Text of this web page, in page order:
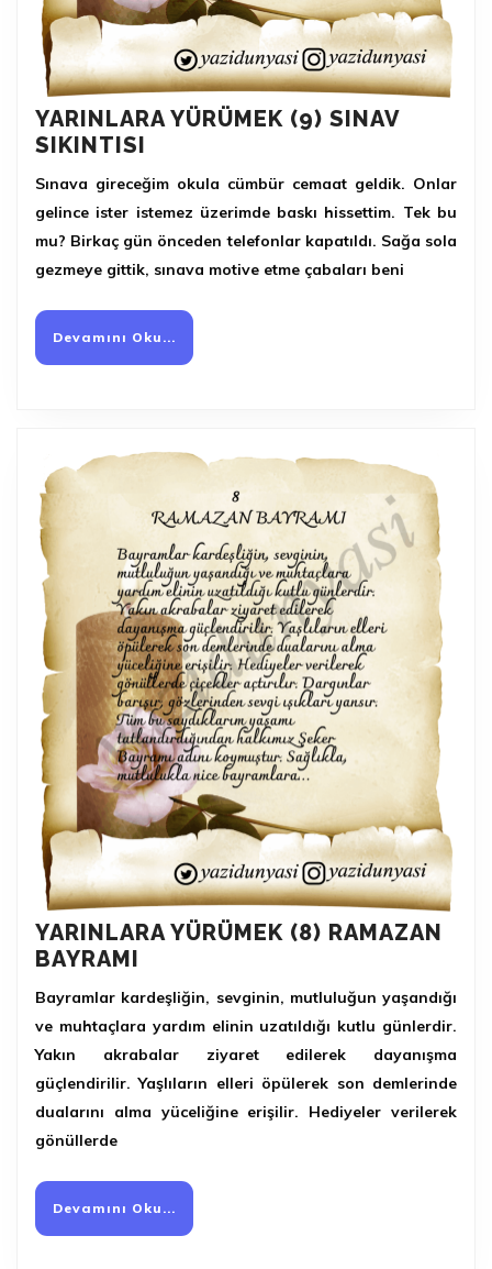
YARINLARA YÜRÜMEK (9) SINAV
SIKINTISI
(9)
SINAV
SIKINTISI
Sınava gireceğim okula cümbür cemaat geldik. Onlar
gelince ister istemez üzerimde baskı hissettim. Tek bu
mu? Birkaç gün önceden telefonlar kapatıldı. Sağa sola
gezmeye gittik, sınava motive etme çabaları beni
Devamını Oku...
Oku...
YARINLARA YÜRÜMEK (8) RAMAZAN
BAYRAMI
YÜRÜMEK
(8)
RAMAZAN
BAYRAMI
Bayramlar kardeşliğin, sevginin, mutluluğun yaşandığı
ve muhtaçlara yardım elinin uzatıldığı kutlu günlerdir.
Yakın akrabalar ziyaret edilerek dayanışma
güçlendirilir. Yaşlıların elleri öpülerek son demlerinde
dualarını alma yüceliğine erişilir. Hediyeler verilerek
gönüllerde
Devamını Oku...
Oku...